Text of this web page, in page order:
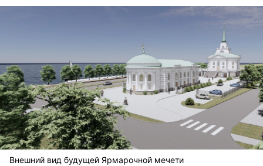
Внешний вид будущей Ярмарочной мечети